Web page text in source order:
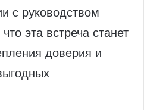
с руководством
эта встреча станет
доверия и